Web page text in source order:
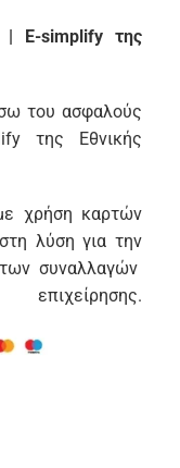
| E-simplify της
του ασφαλούς
της Εθνικής
χρήση καρτών
λύση για την
των συναλλαγών